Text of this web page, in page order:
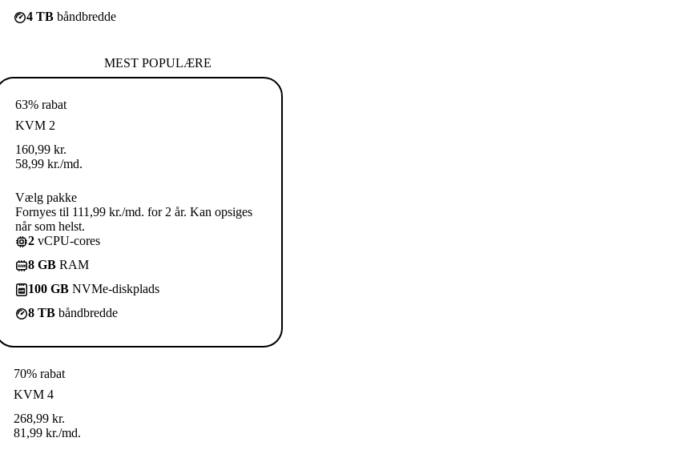
4 TB båndbredde
MEST POPULÆRE
63% rabat
KVM 2
160,99 kr.
58,99 kr./md.
Vælg pakke
Fornyes til 111,99 kr./md. for 2 år. Kan opsiges
når som helst.
2 vCPU-cores
8 GB RAM
100 GB NVMe-diskplads
8 TB båndbredde
70% rabat
KVM 4
268,99 kr.
81,99 kr./md.